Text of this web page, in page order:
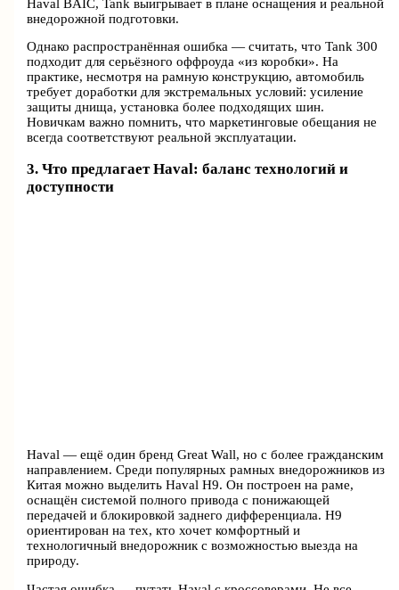
Haval BAIC, Tank выигрывает в плане оснащения и реальной
внедорожной подготовки.
Однако распространённая ошибка — считать, что Tank 300
подходит для серьёзного оффроуда «из коробки». На
практике, несмотря на рамную конструкцию, автомобиль
требует доработки для экстремальных условий: усиление
защиты днища, установка более подходящих шин.
Новичкам важно помнить, что маркетинговые обещания не
всегда соответствуют реальной эксплуатации.
3. Что предлагает Haval: баланс технологий и
доступности
Haval — ещё один бренд Great Wall, но с более гражданским
направлением. Среди популярных рамных внедорожников из
Китая можно выделить Haval H9. Он построен на раме,
оснащён системой полного привода с понижающей
передачей и блокировкой заднего дифференциала. H9
ориентирован на тех, кто хочет комфортный и
технологичный внедорожник с возможностью выезда на
природу.